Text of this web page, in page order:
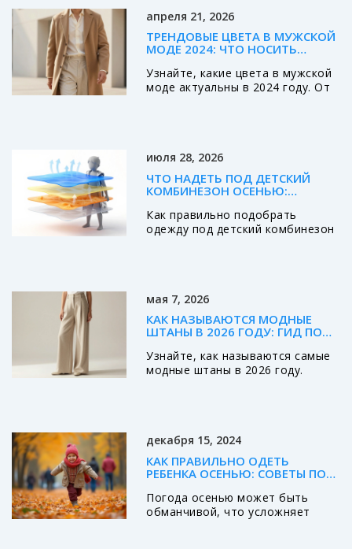
может быть сложно. Узнайте,
аксессуары, чтобы они
подходили к вашему стилю и
подчеркивали индивидуальность.
апреля 21, 2026
ТРЕНДОВЫЕ ЦВЕТА В МУЖСКОЙ
МОДЕ 2024: ЧТО НОСИТЬ
Узнайте, какие цвета в мужской
моде актуальны в 2024 году. От
июля 28, 2026
ЧТО НАДЕТЬ ПОД ДЕТСКИЙ
КОМБИНЕЗОН ОСЕНЬЮ:
СЛОЯМ И ТКАНЯМ
Как правильно подобрать
одежду под детский комбинезон
сухо.
мая 7, 2026
КАК НАЗЫВАЮТСЯ МОДНЫЕ
ШТАНЫ В 2026 ГОДУ: ГИД ПО
Узнайте, как называются самые
модные штаны в 2026 году.
декабря 15, 2024
КАК ПРАВИЛЬНО ОДЕТЬ
РЕБЕНКА ОСЕНЬЮ: СОВЕТЫ ПО
Погода осенью может быть
обманчивой, что усложняет